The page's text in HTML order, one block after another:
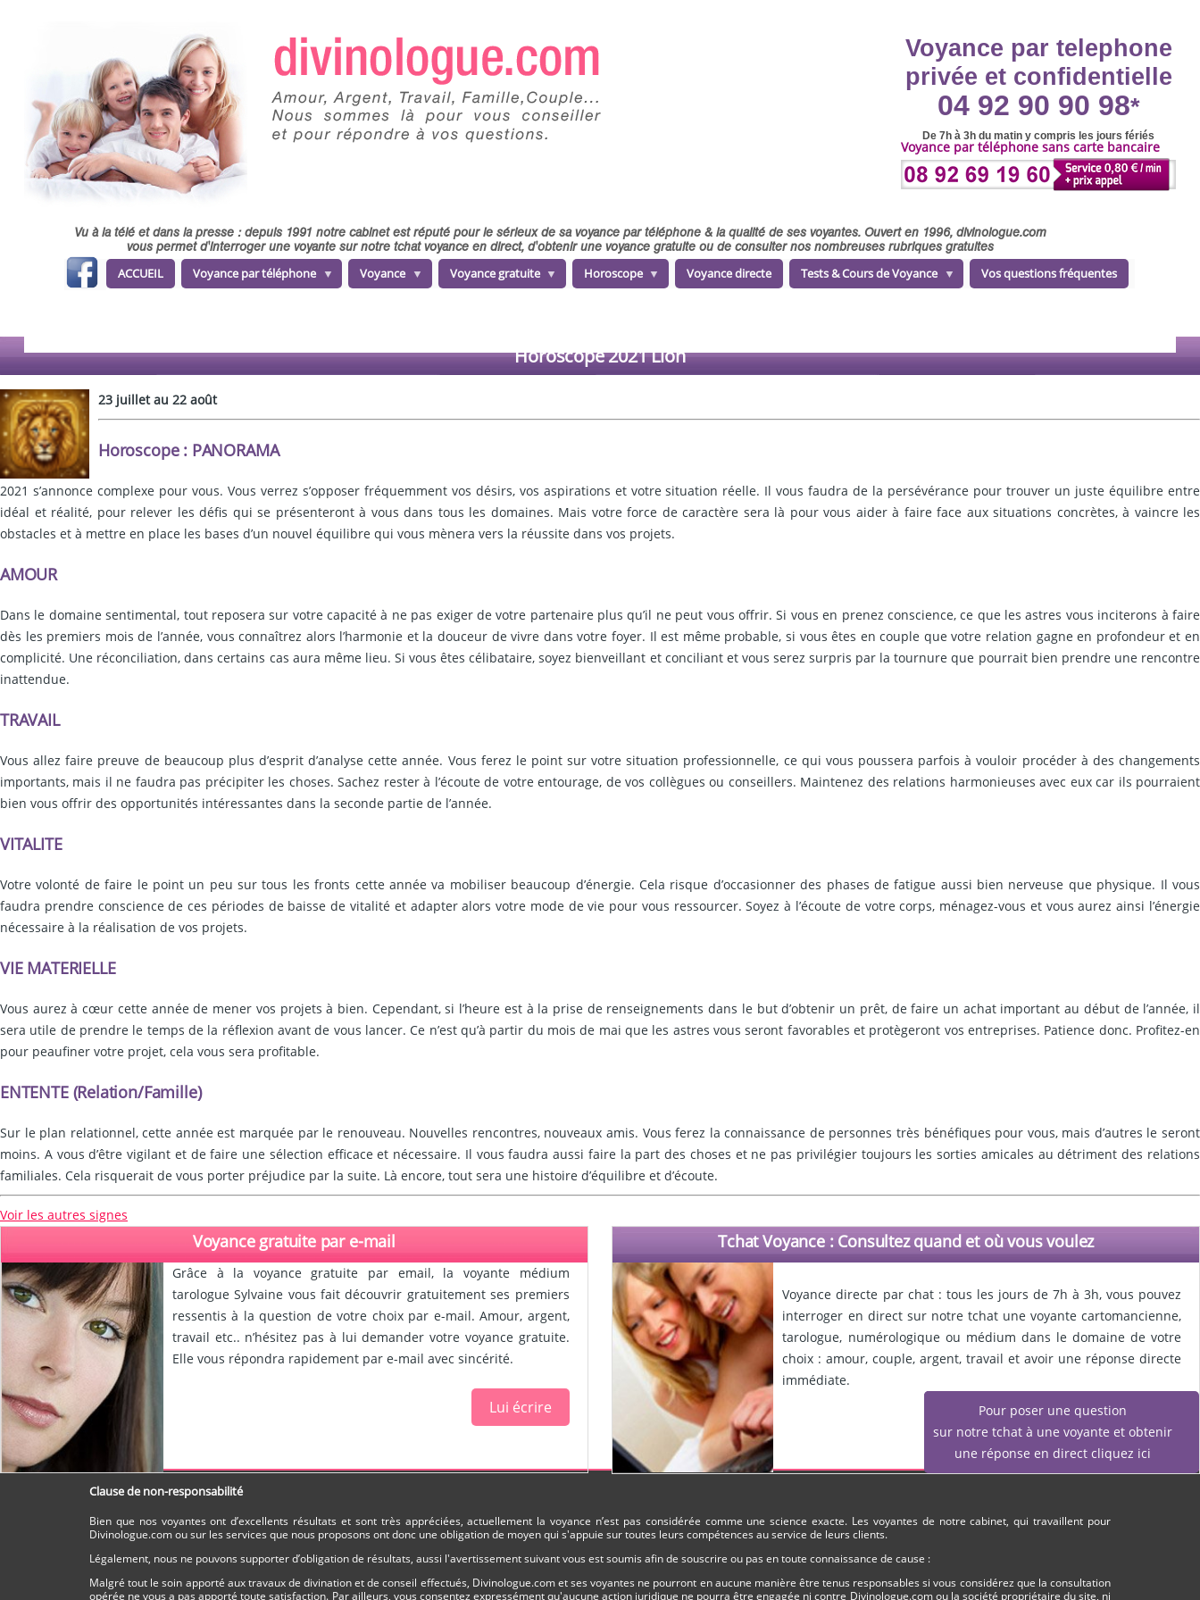
Voyance par telephone
privée et confidentielle
04 92 90 90 98*
De 7h à 3h du matin y compris les jours fériés
Voyance par téléphone sans carte bancaire
Vu à la télé et dans la presse : depuis 1991 notre cabinet est réputé pour le sérieux de sa voyance par téléphone & la qualité de ses voyantes. Ouvert en 1996, divinologue.com
vous permet d'interroger une voyante sur notre tchat voyance en direct, d'obtenir une voyance gratuite ou de consulter nos nombreuses rubriques gratuites
fa
ce
b
ACCUEIL Voyance par téléphone Voyance Voyance gratuite Horoscope Voyance directe Tests & Cours de Voyance Vos questions fréquentes
Horoscope 2021 Lion
23 juillet au 22 août
Horoscope : PANORAMA
2021 s’annonce complexe pour vous. Vous verrez s’opposer fréquemment vos désirs, vos aspirations et votre situation réelle. Il vous faudra de la persévérance pour trouver un juste équilibre entre
idéal et réalité, pour relever les défis qui se présenteront à vous dans tous les domaines. Mais votre force de caractère sera là pour vous aider à faire face aux situations concrètes, à vaincre les
obstacles et à mettre en place les bases d’un nouvel équilibre qui vous mènera vers la réussite dans vos projets.
AMOUR
Dans le domaine sentimental, tout reposera sur votre capacité à ne pas exiger de votre partenaire plus qu’il ne peut vous offrir. Si vous en prenez conscience, ce que les astres vous inciterons à faire
dès les premiers mois de l’année, vous connaîtrez alors l’harmonie et la douceur de vivre dans votre foyer. Il est même probable, si vous êtes en couple que votre relation gagne en profondeur et en
complicité. Une réconciliation, dans certains cas aura même lieu. Si vous êtes célibataire, soyez bienveillant et conciliant et vous serez surpris par la tournure que pourrait bien prendre une rencontre
inattendue.
TRAVAIL
Vous allez faire preuve de beaucoup plus d’esprit d’analyse cette année. Vous ferez le point sur votre situation professionnelle, ce qui vous poussera parfois à vouloir procéder à des changements
importants, mais il ne faudra pas précipiter les choses. Sachez rester à l’écoute de votre entourage, de vos collègues ou conseillers. Maintenez des relations harmonieuses avec eux car ils pourraient
bien vous offrir des opportunités intéressantes dans la seconde partie de l’année.
VITALITE
Votre volonté de faire le point un peu sur tous les fronts cette année va mobiliser beaucoup d’énergie. Cela risque d’occasionner des phases de fatigue aussi bien nerveuse que physique. Il vous
faudra prendre conscience de ces périodes de baisse de vitalité et adapter alors votre mode de vie pour vous ressourcer. Soyez à l’écoute de votre corps, ménagez-vous et vous aurez ainsi l’énergie
nécessaire à la réalisation de vos projets.
VIE MATERIELLE
Vous aurez à cœur cette année de mener vos projets à bien. Cependant, si l’heure est à la prise de renseignements dans le but d’obtenir un prêt, de faire un achat important au début de l’année, il
sera utile de prendre le temps de la réflexion avant de vous lancer. Ce n’est qu’à partir du mois de mai que les astres vous seront favorables et protègeront vos entreprises. Patience donc. Profitez-en
pour peaufiner votre projet, cela vous sera profitable.
ENTENTE (Relation/Famille)
Sur le plan relationnel, cette année est marquée par le renouveau. Nouvelles rencontres, nouveaux amis. Vous ferez la connaissance de personnes très bénéfiques pour vous, mais d’autres le seront
moins. A vous d’être vigilant et de faire une sélection efficace et nécessaire. Il vous faudra aussi faire la part des choses et ne pas privilégier toujours les sorties amicales au détriment des relations
familiales. Cela risquerait de vous porter préjudice par la suite. Là encore, tout sera une histoire d’équilibre et d’écoute.
Voir les autres signes
Voyance gratuite par e-mail
Grâce à la voyance gratuite par email, la voyante médium
tarologue Sylvaine vous fait découvrir gratuitement ses premiers
ressentis à la question de votre choix par e-mail. Amour, argent,
travail etc.. n’hésitez pas à lui demander votre voyance gratuite.
Elle vous répondra rapidement par e-mail avec sincérité.
Lui écrire
Tchat Voyance : Consultez quand et où vous voulez
Voyance directe par chat : tous les jours de 7h à 3h, vous pouvez
interroger en direct sur notre tchat une voyante cartomancienne,
tarologue, numérologique ou médium dans le domaine de votre
choix : amour, couple, argent, travail et avoir une réponse directe
immédiate.
Pour poser une question
sur notre tchat à une voyante et obtenir
une réponse en direct cliquez ici
Clause de non-responsabilité
Bien que nos voyantes ont d’excellents résultats et sont très appréciées, actuellement la voyance n’est pas considérée comme une science exacte. Les voyantes de notre cabinet, qui travaillent pour
Divinologue.com ou sur les services que nous proposons ont donc une obligation de moyen qui s'appuie sur toutes leurs compétences au service de leurs clients.
Légalement, nous ne pouvons supporter d’obligation de résultats, aussi l'avertissement suivant vous est soumis afin de souscrire ou pas en toute connaissance de cause :
Malgré tout le soin apporté aux travaux de divination et de conseil effectués, Divinologue.com et ses voyantes ne pourront en aucune manière être tenus responsables si vous considérez que la consultation
opérée ne vous a pas apporté toute satisfaction. Par ailleurs, vous consentez expressément qu'aucune action juridique ne pourra être engagée ni contre Divinologue.com ou la société propriétaire du site, ni